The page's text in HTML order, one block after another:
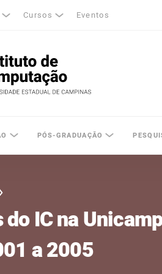
Cursos Eventos
Estadual de Campinas
PÓS-GRADUAÇÃO
IC na
a 2005